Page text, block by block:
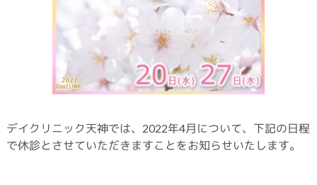
デイクリニック天神では、2022年4月について、下記の日程
で休診とさせていただきますことをお知らせいたします。